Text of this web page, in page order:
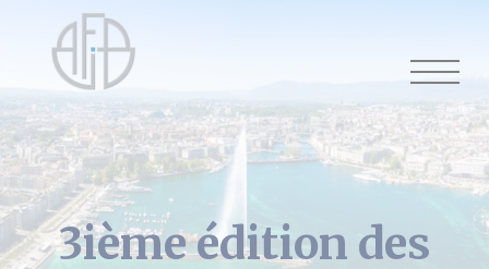
3ième édition des
Cookies management panel